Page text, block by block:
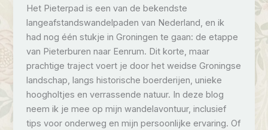
Het Pieterpad is een van de bekendste
langeafstandswandelpaden van Nederland, en ik
had nog één stukje in Groningen te gaan: de etappe
van Pieterburen naar Eenrum. Dit korte, maar
prachtige traject voert je door het weidse Groningse
landschap, langs historische boerderijen, unieke
hoogholtjes en verrassende natuur. In deze blog
neem ik je mee op mijn wandelavontuur, inclusief
tips voor onderweg en mijn persoonlijke ervaring. Of